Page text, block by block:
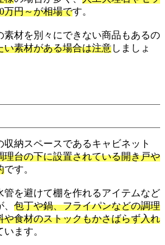
万円～が相場です。
素材を別々にできない商品もあるの
い素材がある場合は注意しましょ
納スペースであるキャビネット
理台の下に設置されている開き戸や
です。
管を避けて棚を作れるアイテムなど
包丁や鍋、フライパンなどの調理
や食材のストックもかさばらず入れ
ます。